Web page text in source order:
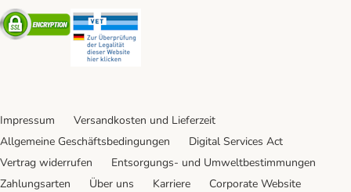
Security
Impressum
Versandkosten und Lieferzeit
Allgemeine Geschäftsbedingungen
Digital Services Act
Vertrag widerrufen
Entsorgungs- und Umweltbestimmungen
Zahlungsarten
Über uns Karriere Corporate Website